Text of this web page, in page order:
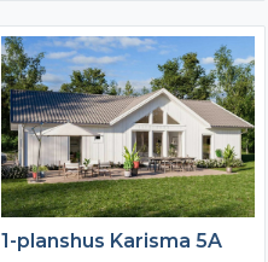
livet. Med ytterst lite att sköta om
och städa och med allting nära
tillhands är det här ett bekvämt
och långsiktigt boende, fyllt av
livskvalitet. Ytorna i varje rum är
generöst tilltagna och det finns
stora möjligheter att anpassa
inredningen efter just era behov.
1-planshus Karisma 5A